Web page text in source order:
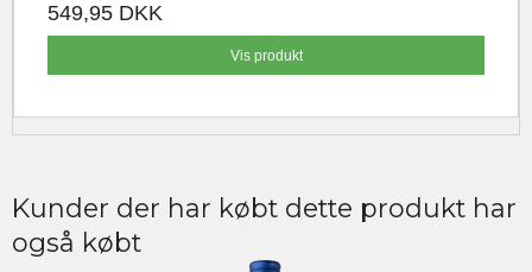
549,95 DKK
Vis produkt
Kunder der har købt dette produkt har
også købt